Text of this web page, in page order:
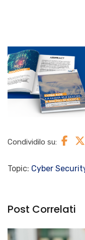
Condividilo su:
Topic: Cyber
Post Correlati